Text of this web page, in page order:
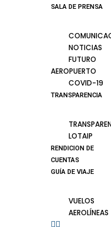
SALA DE PRENSA
NOTICIAS
FUTURO
AEROPUERTO
COVID-19
TRANSPARENCIA
LOTAIP
RENDICION DE
CUENTAS
GUÍA DE VIAJE
VUELOS
AEROLÍNEAS